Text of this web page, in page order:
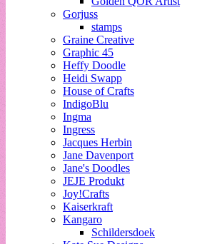
Gorjuss
stamps
Graine Creative
Graphic 45
Heffy Doodle
Heidi Swapp
House of Crafts
IndigoBlu
Ingma
Ingress
Jacques Herbin
Jane Davenport
Jane's Doodles
JEJE Produkt
Joy!Crafts
Kaiserkraft
Kangaro
Schildersdoek